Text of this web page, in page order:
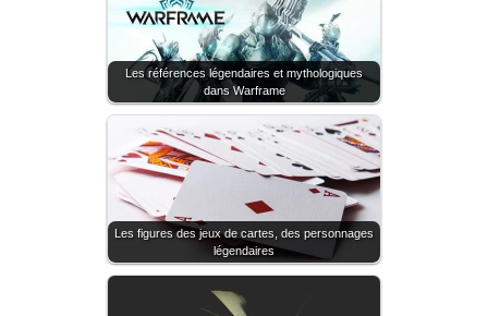
Les références légendaires et mythologiques
dans Warframe
Les figures des jeux de cartes, des personnages
légendaires